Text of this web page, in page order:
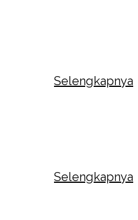
Selengkapnya
Selengkapnya